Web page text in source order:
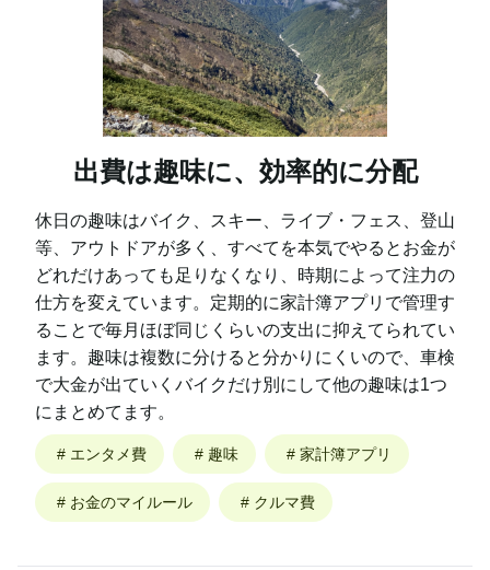
出費は趣味に、効率的に分配
休日の趣味はバイク、スキー、ライブ・フェス、登山
等、アウトドアが多く、すべてを本気でやるとお金が
どれだけあっても足りなくなり、時期によって注力の
仕方を変えています。定期的に家計簿アプリで管理す
ることで毎月ほぼ同じくらいの支出に抑えてられてい
ます。趣味は複数に分けると分かりにくいので、車検
で大金が出ていくバイクだけ別にして他の趣味は1つ
にまとめてます。
# エンタメ費 # 趣味 # 家計簿アプリ
# お金のマイルール # クルマ費